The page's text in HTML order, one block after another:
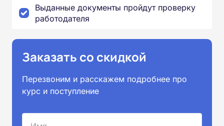
Выданные документы пройдут проверку
работодателя
Заказать со скидкой
Перезвоним и расскажем подробнее про
курс и поступление